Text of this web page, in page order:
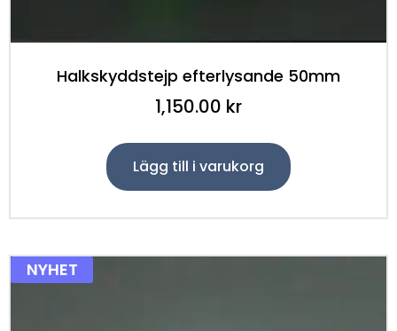
Halkskyddstejp efterlysande 50mm
1,150.00 kr
Lägg till i varukorg
NYHET